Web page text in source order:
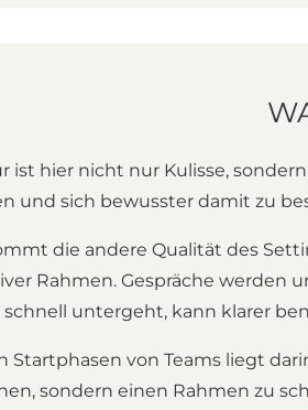
ist hier nicht nur Kulisse,
und sich bewusster damit zu
die andere Qualität des
Rahmen. Gespräche werden
schnell untergeht, kann klarer
Startphasen von Teams liegt
sondern einen Rahmen zu